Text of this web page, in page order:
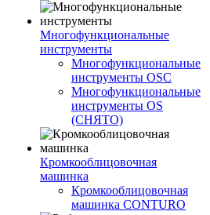
Многофункциональные
инструменты
Многофункциональные
инструменты OSC
Многофункциональные
инструменты OS
(СНЯТО)
Кромкооблицовочная
машинка
Кромкооблицовочная
машинка CONTURO